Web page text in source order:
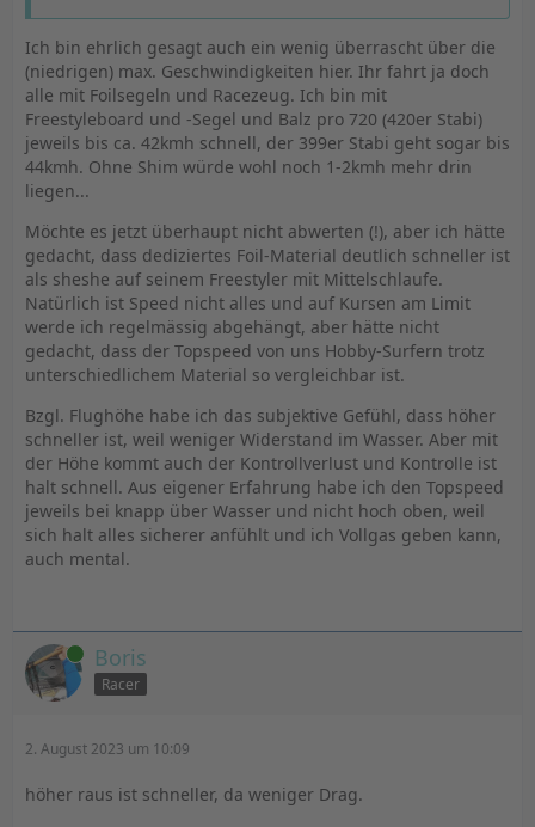
Ich bin ehrlich gesagt auch ein wenig überrascht über die
(niedrigen) max. Geschwindigkeiten hier. Ihr fahrt ja doch
alle mit Foilsegeln und Racezeug. Ich bin mit
Freestyleboard und -Segel und Balz pro 720 (420er Stabi)
jeweils bis ca. 42kmh schnell, der 399er Stabi geht sogar bis
44kmh. Ohne Shim würde wohl noch 1-2kmh mehr drin
liegen...
Möchte es jetzt überhaupt nicht abwerten (!), aber ich hätte
gedacht, dass dediziertes Foil-Material deutlich schneller ist
als sheshe auf seinem Freestyler mit Mittelschlaufe.
Natürlich ist Speed nicht alles und auf Kursen am Limit
werde ich regelmässig abgehängt, aber hätte nicht
gedacht, dass der Topspeed von uns Hobby-Surfern trotz
unterschiedlichem Material so vergleichbar ist.
Bzgl. Flughöhe habe ich das subjektive Gefühl, dass höher
schneller ist, weil weniger Widerstand im Wasser. Aber mit
der Höhe kommt auch der Kontrollverlust und Kontrolle ist
halt schnell. Aus eigener Erfahrung habe ich den Topspeed
jeweils bei knapp über Wasser und nicht hoch oben, weil
sich halt alles sicherer anfühlt und ich Vollgas geben kann,
auch mental.
Online Boris
Racer
2. August 2023 um 10:09
höher raus ist schneller, da weniger Drag.